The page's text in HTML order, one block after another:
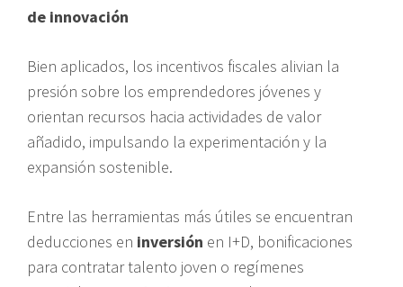
de innovación
Bien aplicados, los incentivos fiscales alivian la
presión sobre los emprendedores jóvenes y
orientan recursos hacia actividades de valor
añadido, impulsando la experimentación y la
expansión sostenible.
Entre las herramientas más útiles se encuentran
deducciones en inversión en I+D, bonificaciones
para contratar talento joven o regímenes